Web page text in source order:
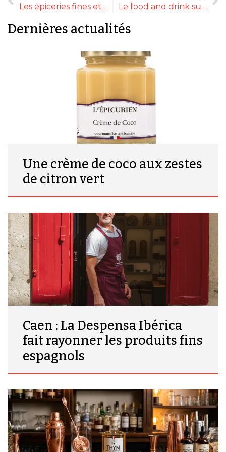
Les épiceries fines et le bio – Résultats de notre enquête exclusive Le food and drink sur les réseaux sociaux en France
Dernières actualités
Une crème de coco aux zestes
de citron vert
Caen : La Despensa Ibérica
fait rayonner les produits fins
espagnols